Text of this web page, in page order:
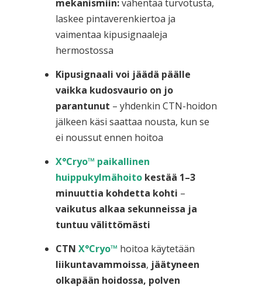
mekanismiin:vähentää turvotusta,
laskee pintaverenkiertoa ja
vaimentaa kipusignaaleja
hermostossa
Kipusignaali voi jäädä päälle
vaikka kudosvaurio on jo
parantunut – yhdenkin CTN-hoidon
jälkeen käsi saattaa nousta, kun se
ei noussut ennen hoitoa
X°Cryo™ paikallinen
huippukylmähoitokestää 1–3
minuuttia kohdetta kohti –
vaikutus alkaa sekunneissa ja
tuntuu välittömästi
CTN X°Cryo™ hoitoa käytetään
liikuntavammoissa, jäätyneen
olkapään hoidossa, polven